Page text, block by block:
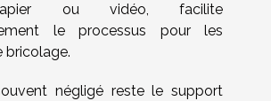
ou vidéo, facilite
le processus pour les
bricolage.
négligé reste le support